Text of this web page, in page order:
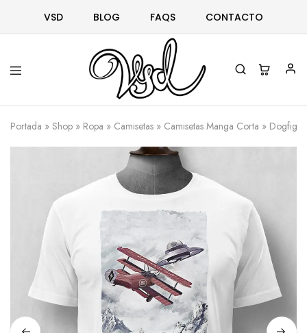
VSD BLOG FAQS CONTACTO
Vsd
Ropa
complementos
Portada » Shop » Ropa » Camisetas » Camisetas Manga Corta » Dogfight